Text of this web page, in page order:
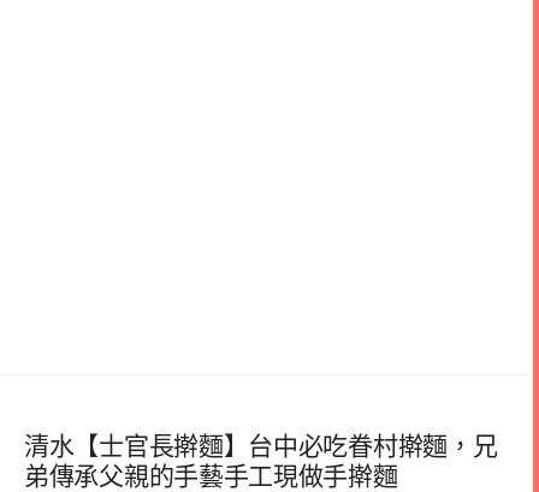
清水【士官長擀麵】台中必吃眷村擀麵，兄
弟傳承父親的手藝手工現做手擀麵